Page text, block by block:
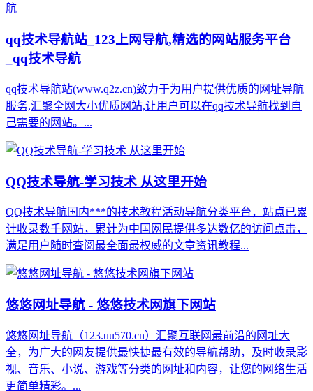
qq技术导航站_123上网导航,精选的网站服务平台
_qq技术导航
qq技术导航站(www.q2z.cn)致力于为用户提供优质的网址导航
服务,汇聚全网大小优质网站,让用户可以在qq技术导航找到自
己需要的网站。...
QQ技术导航-学习技术 从这里开始
QQ技术导航国内***的技术教程活动导航分类平台，站点已累
计收录数千网站，累计为中国网民提供多达数亿的访问点击，
满足用户随时查阅最全面最权威的文章资讯教程...
悠悠网址导航 - 悠悠技术网旗下网站
悠悠网址导航（123.uu570.cn）汇聚互联网最前沿的网址大
全，为广大的网友提供最快捷最有效的导航帮助，及时收录影
视、音乐、小说、游戏等分类的网址和内容，让您的网络生活
更简单精彩。...